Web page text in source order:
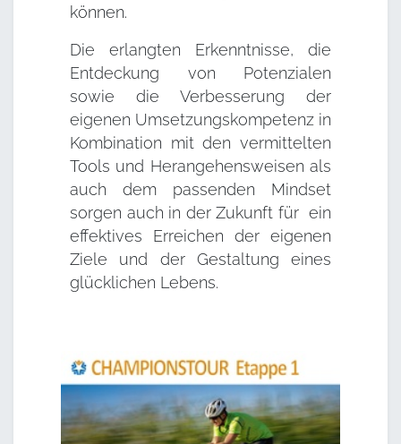
können.
Die erlangten Erkenntnisse, die
Entdeckung von Potenzialen
sowie die Verbesserung der
eigenen Umsetzungskompetenz in
Kombination mit den vermittelten
Tools und Herangehensweisen als
auch dem passenden Mindset
sorgen auch in der Zukunft für ein
effektives Erreichen der eigenen
Ziele und der Gestaltung eines
glücklichen Lebens.